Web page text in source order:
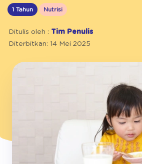
1 Tahun Nutrisi
Ditulis oleh : Tim Penulis
Diterbitkan: 14 Mei 2025